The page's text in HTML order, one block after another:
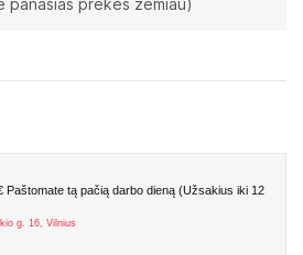
panašias prekes žemiau)
Paštomate tą pačią darbo dieną (Užsakius iki 12
g. 16, Vilnius